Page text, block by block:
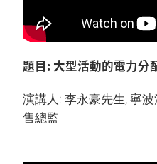
題目: 大型活動的電力分
演講人: 李永豪先生, 寧
售總監